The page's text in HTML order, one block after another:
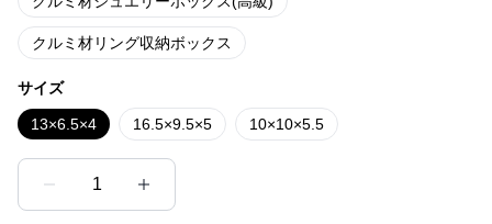
クルミ材リング収納ボックス
サイズ
13×6.5×4 16.5×9.5×5 10×10×5.5
1